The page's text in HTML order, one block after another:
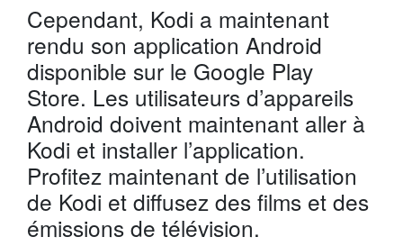
Cependant, Kodi a maintenant
rendu son application Android
disponible sur le Google Play
Store. Les utilisateurs d’appareils
Android doivent maintenant aller à
Kodi et installer l’application.
Profitez maintenant de l’utilisation
de Kodi et diffusez des films et des
émissions de télévision.